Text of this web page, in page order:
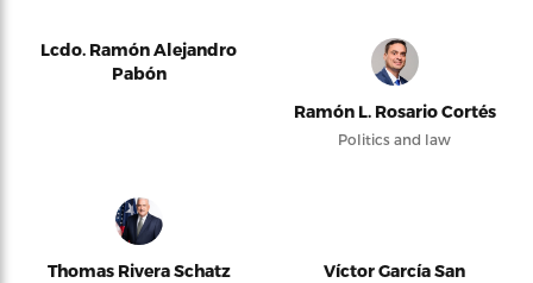
Lcdo. Ramón Alejandro
Pabón
Ramón L. Rosario Cortés
Politics and law
Thomas Rivera Schatz
Víctor García San